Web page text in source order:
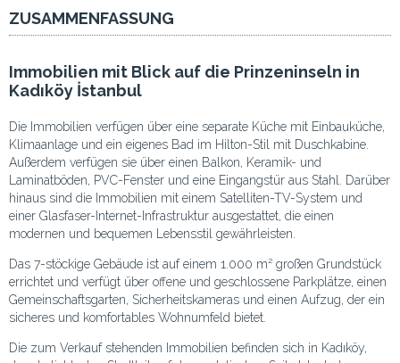
ZUSAMMENFASSUNG
Immobilien mit Blick auf die Prinzeninseln in
Kadıköy İstanbul
Die Immobilien verfügen über eine separate Küche mit Einbauküche,
Klimaanlage und ein eigenes Bad im Hilton-Stil mit Duschkabine.
Außerdem verfügen sie über einen Balkon, Keramik- und
Laminatböden, PVC-Fenster und eine Eingangstür aus Stahl. Darüber
hinaus sind die Immobilien mit einem Satelliten-TV-System und
einer Glasfaser-Internet-Infrastruktur ausgestattet, die einen
modernen und bequemen Lebensstil gewährleisten.
Das 7-stöckige Gebäude ist auf einem 1.000 m² großen Grundstück
errichtet und verfügt über offene und geschlossene Parkplätze, einen
Gemeinschaftsgarten, Sicherheitskameras und einen Aufzug, der ein
sicheres und komfortables Wohnumfeld bietet.
Die zum Verkauf stehenden Immobilien befinden sich in Kadıköy,